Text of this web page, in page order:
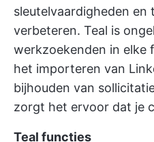
sleutelvaardigheden
verbeteren. Teal is
werkzoekenden in elke
het importeren van
bijhouden van
zorgt het ervoor dat je
Teal functies